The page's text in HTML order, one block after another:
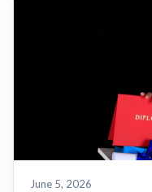
June 5, 2026